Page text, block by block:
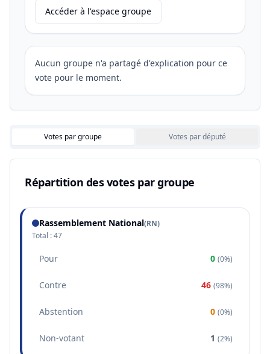
Accéder à l'espace groupe
Aucun groupe n'a partagé d'explication pour ce
vote pour le moment.
Votes par groupe Votes par député
Répartition des votes par groupe
Rassemblement National(RN)
Total :47
Pour 0 (0%)
Contre 46 (98%)
Abstention 0 (0%)
Non-votant 1 (2%)